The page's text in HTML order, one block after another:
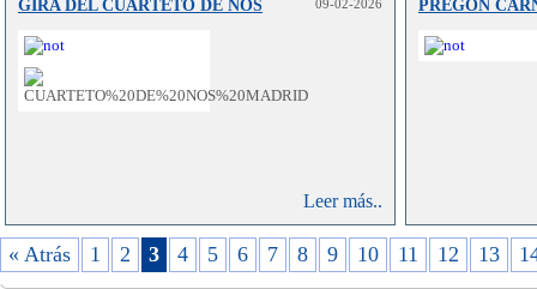
del 16 de
entra en
GIRA DEL CUARTETO DE NOS 09-02-2026
Leer más..
PREGON
« Atrás 1 2 3 4 5 6 7 8 9 10 11 12 13